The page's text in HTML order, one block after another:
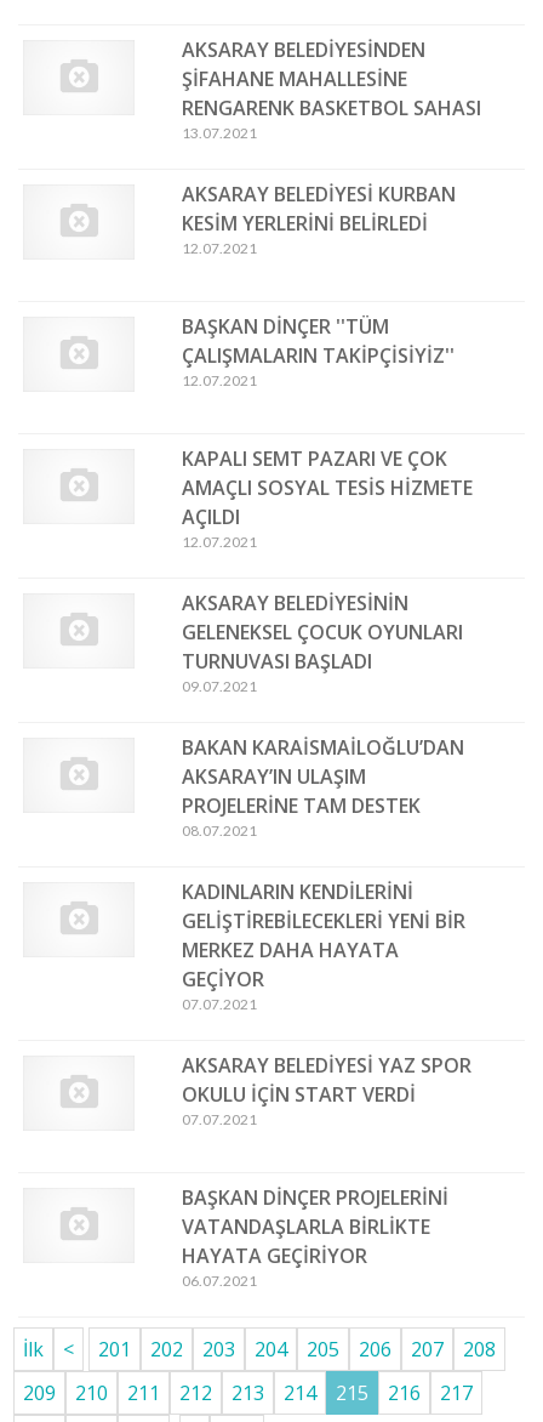
AKSARAY BELEDİYESİNDEN
ŞİFAHANE MAHALLESİNE
RENGARENK BASKETBOL SAHASI
13.07.2021
AKSARAY BELEDİYESİ KURBAN
KESİM YERLERİNİ BELİRLEDİ
12.07.2021
BAŞKAN DİNÇER ''TÜM
ÇALIŞMALARIN TAKİPÇİSİYİZ''
12.07.2021
KAPALI SEMT PAZARI VE ÇOK
AMAÇLI SOSYAL TESİS HİZMETE
AÇILDI
12.07.2021
AKSARAY BELEDİYESİNİN
GELENEKSEL ÇOCUK OYUNLARI
TURNUVASI BAŞLADI
09.07.2021
BAKAN KARAİSMAİLOĞLU’DAN
AKSARAY’IN ULAŞIM
PROJELERİNE TAM DESTEK
08.07.2021
KADINLARIN KENDİLERİNİ
GELİŞTİREBİLECEKLERİ YENİ BİR
MERKEZ DAHA HAYATA
GEÇİYOR
07.07.2021
AKSARAY BELEDİYESİ YAZ SPOR
OKULU İÇİN START VERDİ
07.07.2021
BAŞKAN DİNÇER PROJELERİNİ
VATANDAŞLARLA BİRLİKTE
HAYATA GEÇİRİYOR
06.07.2021
İlk < 201 202 203 204 205 206 207
208
209
210 211 212 213 214 215 216
217